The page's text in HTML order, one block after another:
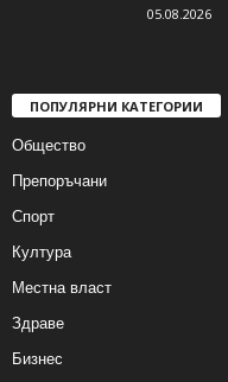
05.08.2026
ПОПУЛЯРНИ КАТЕГОРИИ
Общество
Препоръчани
Спорт
Култура
Местна власт
Здраве
Бизнес